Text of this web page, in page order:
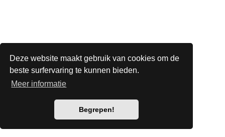
Deze website maakt gebruik van cookies om de
beste surfervaring te kunnen bieden.
Meer informatie
Begrepen!